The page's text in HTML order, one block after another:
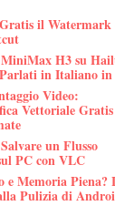
il Watermark
H3 su
in Italiano
Video:
Vettoriale
un Flusso
PC con VLC
e Memoria Piena?
Pulizia di